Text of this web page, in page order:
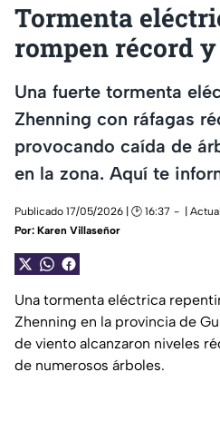
Tormenta
rompen récord
Una fuerte tormenta
Zhenning con ráfagas
provocando caída de
en la zona. Aquí te
Publicado 17/05/2026 | 🕑 16:37
|
Por: Karen Villaseñor
Una tormenta eléctrica
Zhenning en la provincia de
de viento alcanzaron niveles
de numerosos árboles.